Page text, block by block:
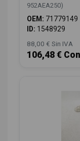
952AEA250)
OEM: 71779149
ID: 1548929
88,00 € Sin IVA
106,48 €